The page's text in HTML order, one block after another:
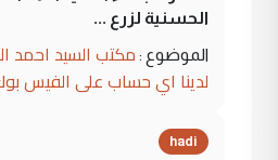
الحسنية لزرع ...
الموضوع : مكتب السيد احمد
لدينا اي حساب على الفيس
hadi